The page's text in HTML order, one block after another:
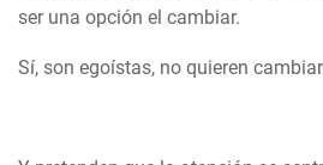
ser una opción el cambiar.
Sí, son egoístas, no quieren